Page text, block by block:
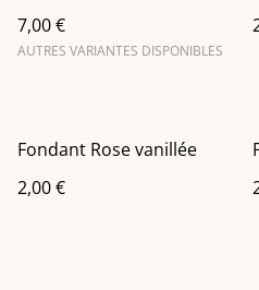
7,00 €
AUTRES VARIANTES DISPONIBLES
Fondant Rose vanillée
2,00 €